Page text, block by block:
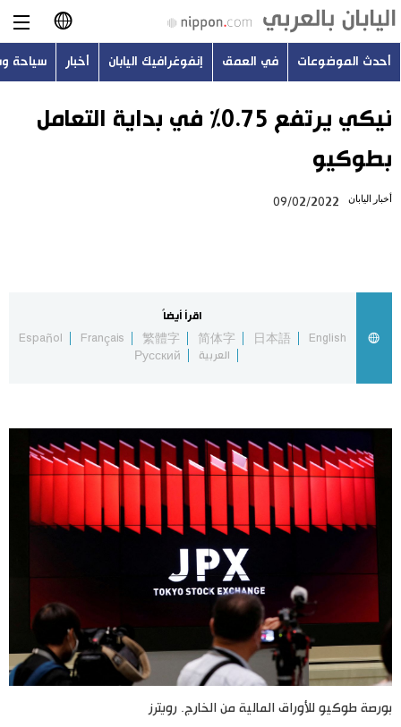
日本語
English
Русский
أحدث الموضوعات
اليابان في فيديو
مانغا وأنيمي
علوم وتكنولوجيا
أشخاص
اللغة اليابانية تواصل معنا
أحدث الموضوعات في العمق إنفوغرافيك اليابان أخبار سياحة
نيكي يرتفع 0.75% في بداية التعامل
بطوكيو
أخبار اليابان 09/02/2022
اقرأ أيضاً
English
日本語
简体字
繁體字
Français
Español
العربية
Русский
بورصة طوكيو للأوراق المالية من الخارج. رويترز